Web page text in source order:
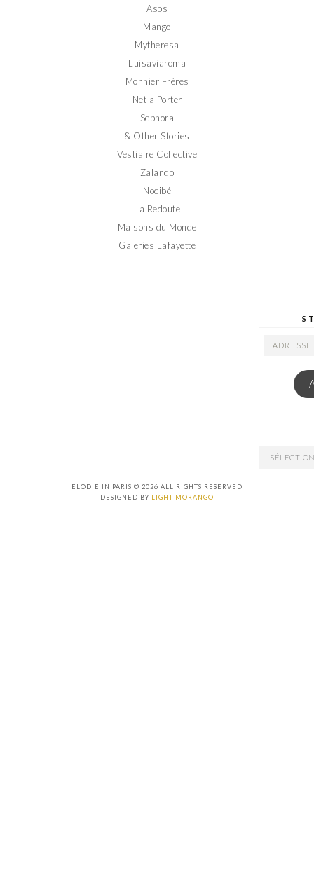
Asos
Mango
Mytheresa
Luisaviaroma
Monnier Frères
Net a Porter
Sephora
& Other Stories
Vestiaire Collective
Zalando
Nocibé
La Redoute
Maisons du Monde
Galeries Lafayette
ADRESSE
ARCHIVES
ELODIE IN PARIS © 2026 ALL RIGHTS RESERVED
DESIGNED BY LIGHT MORANGO